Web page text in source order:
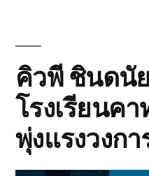
คิวพี ชินดนั
โรงเรียนค
พุ่งแรงวงก